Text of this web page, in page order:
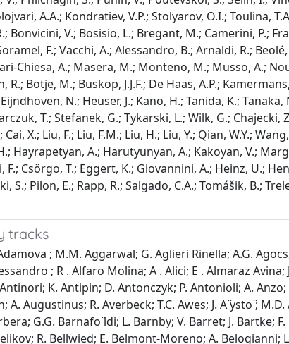
tracks
Gupta; H.-A. Gustafsson; H. Gutbrod; Ø. Haaland; C. Hadjidakis; M. Haiduc; H. Hamagaki; G. Hamar; J. Hamblen; B.H. Han; J.W. Harris; M. Hartig; A. Harutyunyan; D. Hasch; D. Hasegan; D. Hatzifotiadou; A. Hayrapetyan; M. Heide; M. Heinz; H. Helstrup; A. Herghelegiu; C. Herna ́ndez; G. Herrera Corral; N. Herrmann; K.F. Hetland; B. Hicks; A. Hiei; P.T. Hille; B. Hippolyte; T. Horaguchi; Y. Hori; P. Hristov; I. Hrˇivna ́cˇova ́; S. Hu; M. Huang; S. Huber; T.J. Humanic; D. Hutter; D.S. Hwang; R. Ichou; R. Ilkaev; I. Ilkiv; M. Inaba; P.G. Innocenti; M. Ippolitov; M. Irfan; C. Ivan; A. Ivanov; M. Ivanov; V. Ivanov; T. Iwasaki; A. Jachołkowski; P. Jacobs; L. Jancˇurova ́; S. Jangal; R. Janik; C. Jena; S. Jena; L. Jirden; G.T. Jones; P.G. Jones; P. Jovanovic ́; H. Jung; W. Jung; A. Jusko; A.B. Kaidalov; S. Kalcher; P. Kalinˇa ́k; T. Kalliokoski; A. Kalweit; A. Kamal; R. Kamermans; K. Kanaki; E. Kang; J.H. Kang; J. Kapitan; V. Kaplin; S. Kapusta; O. Karavichev; T. Karavicheva; E. Karpechev; A. Kazantsev; U. Kebschull; R. Keidel; M.M. Khan; S.A. Khan; A. Khanzadeev; Y. Kharlov; D. Kikola; B. Kileng; D.J Kim; D.S. Kim; D.W. Kim; H.N. Kim; J. Kim; J.H. Kim; J.S. Kim; M. Kim; M. Kim; S.H. Kim; S. Kim; Y. Kim; S. Kirsch; I. Kisel; S. Kiselev; A. Kisiel; J.L. Klay; J. Klein; C. Klein-Bo ̈sing; M. Kliemant; A. Klovning; A. Kluge; S. Kniege; K. Koch; R. Kolevatov; A . Kolojvari ; V . Kondratiev; N . Kondratyeva; A .Konevskih; E . Kornas ́; R. Kour; M. Kowalski; S. Kox; K. Kozlov; J. Kral; I. Kra ́ lik; F. Kramer; I . Kraus; A . Kravcˇa ́kova ́; T . Krawutschke; M . Krivda; D .Krumbhorn; M. Krus; E. Kryshen; M. Krzewicki; Y. Kucheriaev; C. Kuhn; P.G. Kuijer; L. Kumar; N. Kumar; R. Kupczak; P. Kurashvili; A. Kurepin; A.N. Kurepin; Kuryakin; S. Kushpil; V. Kushpil; M. Kutouski; H. Kvaerno; M.J. Kweon Kwon; P. La Rocca; F. Lackner; P. Ladro ́n de Guevara; V. Lafage; J. Lehnert; V. Lenti; H. Leo ́n; I. Leo ́n Monzo ́n; H. Leo ́n Vargas; P. Le ́vai; X. Li; Y. Li; R. Lietava; S. Lindal; V. Lindenstruth; C. Lippmann; M.A. Lisa; O. Listratenko; L. Liu; V. Loginov; S. Lohn; X. Lopez; M. Lo ́pez Noriega; R. Lo ́pez-Ram ́ırez; E. Lo ́pez Torres; G. Løvhøiden; A. Lozea Feijo Soares; S. Lu; M. Lunardon; G. Luparello; L. Luquin; J.-R. Lutz; M. Luvisetto; K. Ma; R. Ma; D.M. Madagodahettige-Don; A. Maevskaya; M. Mager; A. Mahajan; D.P. Mahapatra; A. Maire; I. Makhlyueva; D. Mal’Kevich; M. Malaev; K.J. Malagalage; I. Maldonado Cervantes; M. Malek; T. Malkiewicz; P. Malzacher; C. Lal ; C. Lara; D.T. Larsen; G. Laurenti; C. Lazzeroni; Y. Le Bornec; Le Bris; H. Lee; K.S. Lee; S.C. Lee; F. Lefe`vre; M. Lenhardt; L. Leistam; A. Mamonov; L. Manceau; L. Mangotra; V. Manko; F. Manso; V. Manzari; Mao; J. Maresˇ; G.V. Margagliotti; A. Margotti; A. Marin; I. Martashvili; P. Martinengo; M.I. Mart ́ınez; A. Mart ́ınez Davalos; G. Mart ́ınez Garc ́ıa; Maruyama; A. Marzari Chiesa; S. Masciocchi; M. Masera; M. Masetti; A. Masoni; L. Massacrier; M. Mastromarco; A. Mastroserio; Z.L. Matthews; A. Matyja; D. Mayani; G. Mazza; M.A. Mazzoni; F. Meddi; A. Menchaca-Rocha; P. Mendez Lorenzo; M . Meoni; J .